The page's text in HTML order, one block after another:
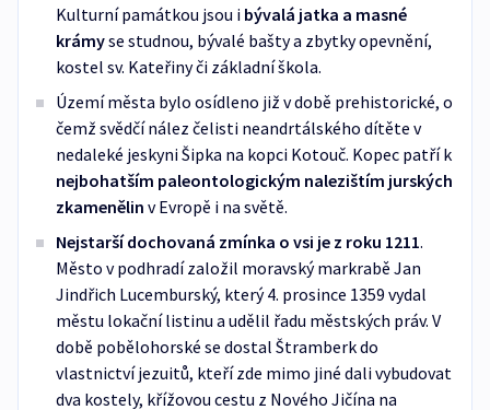
Kulturní památkou jsou i bývalá jatka a masné
krámyse studnou, bývalé bašty a zbytky opevnění,
kostel sv. Kateřiny či základní škola.
Území města bylo osídleno již v době prehistorické, o
čemž svědčí nález čelisti neandrtálského dítěte v
nedaleké jeskyni Šipka na kopci Kotouč. Kopec patří k
nejbohatším paleontologickým nalezištím jurských
zkamenělin v Evropě i na světě.
Nejstarší dochovaná zmínka o vsi je z roku 1211.
Město v podhradí založil moravský markrabě Jan
Jindřich Lucemburský, který 4. prosince 1359 vydal
městu lokační listinu a udělil řadu městských práv. V
době pobělohorské se dostal Štramberk do
vlastnictví jezuitů, kteří zde mimo jiné dali vybudovat
dva kostely, křížovou cestu z Nového Jičína na